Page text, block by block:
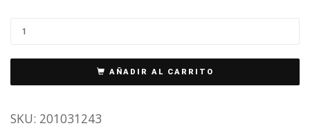
AÑADIR AL CARRITO
SKU: 201031243